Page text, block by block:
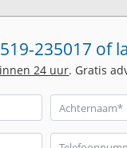
235017 of
24 uur. Gratis